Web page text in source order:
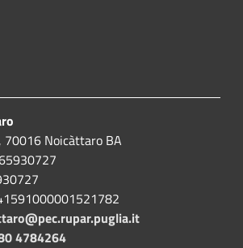
Noicàttaro BA
4784264